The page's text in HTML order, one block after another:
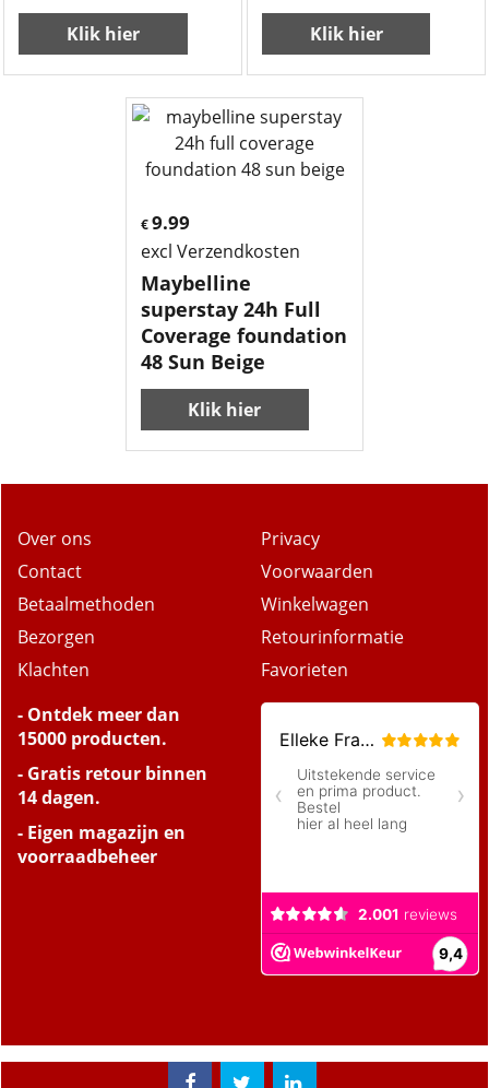
Klik hier Klik hier
€9.99
excl Verzendkosten
Maybelline
superstay 24h Full
Coverage foundation
48 Sun Beige
Klik hier
Over ons
Contact
Betaalmethoden
Bezorgen
Klachten
Privacy
Voorwaarden
Winkelwagen
Retourinformatie
Favorieten
- Ontdek meer dan
15000 producten.
- Gratis retour binnen
14 dagen.
- Eigen magazijn en
voorraadbeheer